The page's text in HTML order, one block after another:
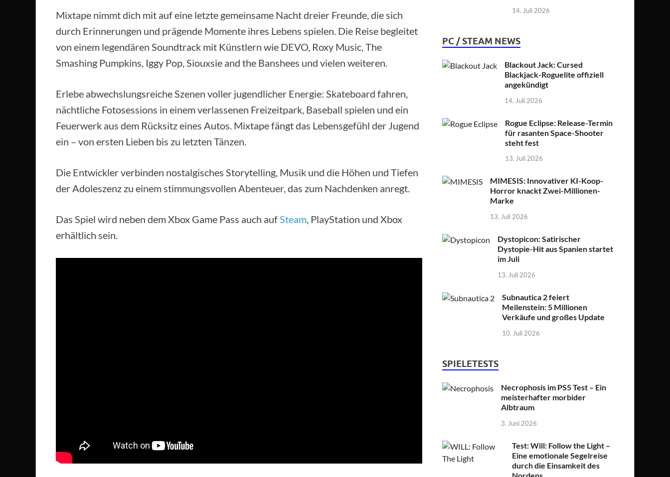
Mixtape nimmt dich mit auf eine letzte gemeinsame Nacht dreier Freunde, die sich
durch Erinnerungen und prägende Momente ihres Lebens spielen. Die Reise begleitet
von einem legendären Soundtrack mit Künstlern wie DEVO, Roxy Music, The
Smashing Pumpkins, Iggy Pop, Siouxsie and the Banshees und vielen weiteren.
Erlebe abwechslungsreiche Szenen voller jugendlicher Energie: Skateboard fahren,
nächtliche Fotosessions in einem verlassenen Freizeitpark, Baseball spielen und ein
Feuerwerk aus dem Rücksitz eines Autos. Mixtape fängt das Lebensgefühl der Jugend
ein – von ersten Lieben bis zu letzten Tänzen.
Die Entwickler verbinden nostalgisches Storytelling, Musik und die Höhen und Tiefen
der Adoleszenz zu einem stimmungsvollen Abenteuer, das zum Nachdenken anregt.
Das Spiel wird neben dem Xbox Game Pass auch aufSteam, PlayStation und Xbox
erhältlich sein.
14. Juli 2026
PC / STEAM NEWS
Blackout Jack: Cursed
Blackjack-Roguelite offiziell
angekündigt
14. Juli 2026
Rogue Eclipse: Release-Termin
für rasanten Space-Shooter
steht fest
13. Juli 2026
MIMESIS: Innovativer KI-Koop-
Horror knackt Zwei-Millionen-
Marke
13. Juli 2026
Dystopicon: Satirischer
Dystopie-Hit aus Spanien startet
im Juli
13. Juli 2026
Subnautica 2 feiert
Meilenstein: 5 Millionen
Verkäufe und großes Update
10. Juli 2026
SPIELETESTS
Necrophosis im PS5 Test – Ein
meisterhafter morbider
Albtraum
3. Juni 2026
Test: Will: Follow the Light –
Eine emotionale Segelreise
durch die Einsamkeit des
Nordens